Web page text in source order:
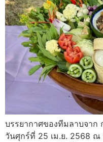
บรรยากาศของทีมลาบจาก
วันศุกร์ที่ 25 เม.ย. 2568